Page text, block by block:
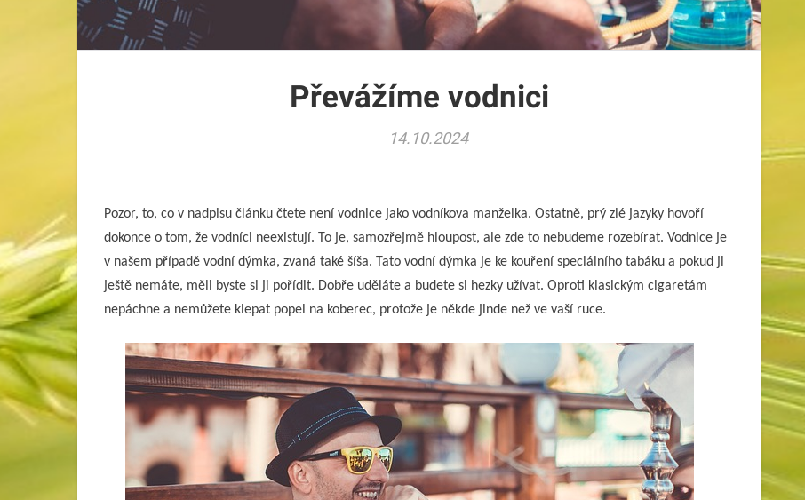
Převážíme vodnici
14.10.2024
Pozor, to, co v nadpisu článku čtete není vodnice jako vodníkova manželka. Ostatně, prý zlé jazyky hovoří
dokonce o tom, že vodníci neexistují. To je, samozřejmě hloupost, ale zde to nebudeme rozebírat. Vodnice je
v našem případě vodní dýmka, zvaná také šíša. Tato vodní dýmka je ke kouření speciálního tabáku a pokud ji
ještě nemáte, měli byste si ji pořídit. Dobře uděláte a budete si hezky užívat. Oproti klasickým cigaretám
nepáchne a nemůžete klepat popel na koberec, protože je někde jinde než ve vaší ruce.